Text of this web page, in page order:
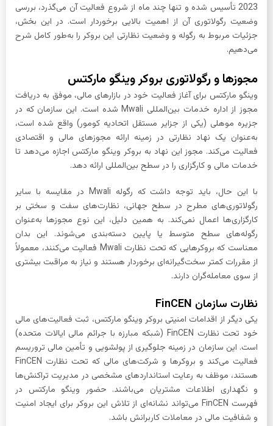
2023 تأسیس شده و تنها چند ماه از شروع فعالیت آن می‌گذرد، بررسی
وضعیت رگولاتوری آن از اهمیت بالایی برخوردار است. در این بخش،
جزئیات مربوط به رگوله و وضعیت نظارتی این بروکر را به‌طور کامل شرح
می‌دهیم.
مجوزها و رگولاتوری بروکر وینگو مارکتس
وینگو مارکتس برای آغاز فعالیت خود در بازارهای مالی، موفق به دریافت
مجوز از اداره خدمات بین‌المللی Mwali شده است. این سازمان که در
جزیره موهلی (یکی از جزایر مستقل اتحادیه کومور) واقع شده است،
به‌عنوان یک نهاد نظارتی در زمینه ارائه مجوزهای مالی و اقتصادی
فعالیت می‌کند. مجوز این نهاد به بروکر وینگو مارکتس اجازه می‌دهد تا
خدمات مالی و کارگزاری را در سطح بین‌المللی ارائه دهد.
با این حال، باید توجه داشت که رگوله Mwali در مقایسه با سایر
رگولاتوری‌های مطرح در سطح جهانی، نظارت‌های سفت و سختی بر
کارگزاری‌ها اعمال نمی‌کند. به همین دلیل، این نوع مجوزها به‌عنوان
رگوله‌های سطح متوسط یا پایین دسته‌بندی می‌شوند. این بدان
معناست که بروکرهایی که تحت نظارت Mwali فعالیت می‌کنند، معمولاً
از مقررات کمتر سخت‌گیرانه‌ای برخوردار هستند و نیاز به مراقبت بیشتری
از سوی معامله‌گران دارند.
نظارت سازمان FinCEN
یکی دیگر از اقدامات امنیتی بروکر وینگو مارکتس، ثبت فعالیت‌های مالی
خود تحت نظارت FinCEN (شبکه مبارزه با جرائم مالی ایالات متحده)
است. این سازمان در زمینه جلوگیری از پولشویی و تأمین مالی تروریسم
فعالیت می‌کند و بروکرها و شرکت‌های مالی که تحت نظارت FinCEN
هستند، موظف به رعایت استانداردهای مشخصی در مدیریت تراکنش‌ها
و نگهداری اطلاعات مشتریان می‌باشند. حضور وینگو مارکتس در
فهرست FinCEN می‌تواند نشانه‌ای از تلاش این بروکر برای ایجاد امنیت
و شفافیت مالی در معاملات کاربرانش باشد.